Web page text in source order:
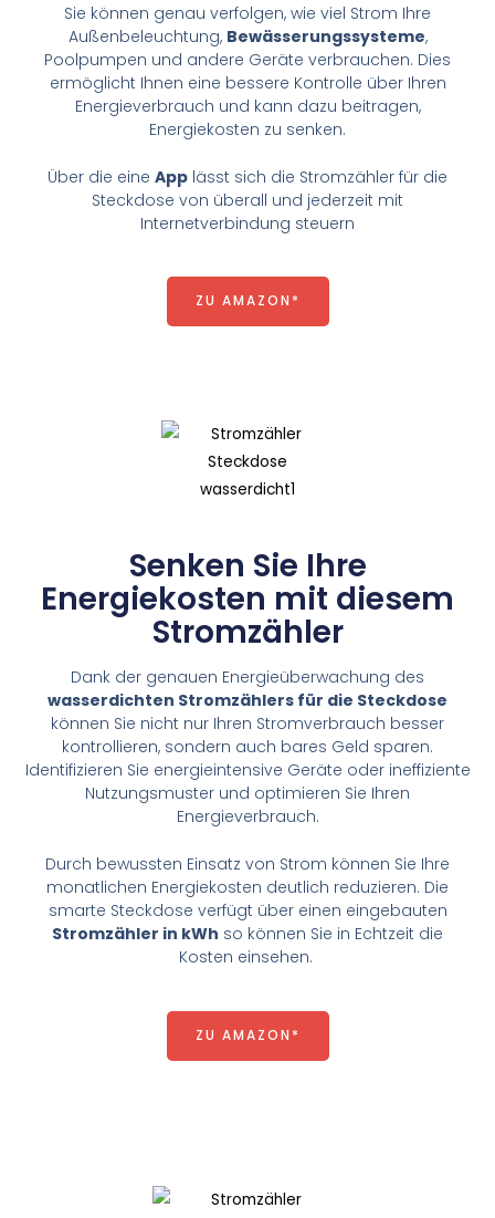
Sie können genau verfolgen, wie viel Strom Ihre
Außenbeleuchtung, Bewässerungssysteme,
Poolpumpen und andere Geräte verbrauchen. Dies
ermöglicht Ihnen eine bessere Kontrolle über Ihren
Energieverbrauch und kann dazu beitragen,
Energiekosten zu senken.
Über die eine App lässt sich die Stromzähler für die
Steckdose von überall und jederzeit mit
Internetverbindung steuern
ZU AMAZON*
Senken Sie Ihre
Energiekosten mit diesem
Stromzähler
Dank der genauen Energieüberwachung des
wasserdichten Stromzählers für die Steckdose
können Sie nicht nur Ihren Stromverbrauch besser
kontrollieren, sondern auch bares Geld sparen.
Identifizieren Sie energieintensive Geräte oder ineffiziente
Nutzungsmuster und optimieren Sie Ihren
Energieverbrauch.
Durch bewussten Einsatz von Strom können Sie Ihre
monatlichen Energiekosten deutlich reduzieren. Die
smarte Steckdose verfügt über einen eingebauten
Stromzähler in kWh so können Sie in Echtzeit die
Kosten einsehen.
ZU AMAZON*